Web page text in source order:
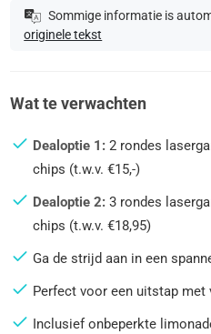
Sommige informatie is
originele tekst
Wat te verwachten
Dealoptie 1: 2 rondes
chips (t.w.v. €15,-)
Dealoptie 2: 3 rondes
chips (t.w.v. €18,95)
Ga de strijd aan in een
Perfect voor een uitstap
Inclusief onbeperkte